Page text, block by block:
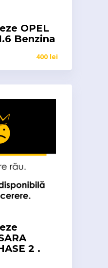
OPEL
Benzina
400 lei
2 .